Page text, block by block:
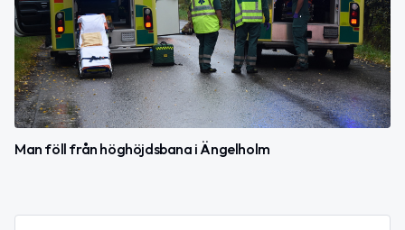
Man föll från höghöjdsbana i Ängelholm